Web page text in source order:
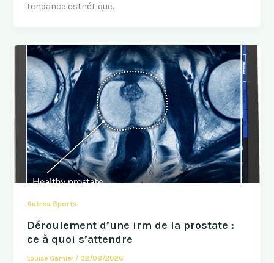
tendance esthétique.
Autres Sports
Déroulement d’une irm de la prostate :
ce à quoi s’attendre
Louise Garnier /02/08/2026